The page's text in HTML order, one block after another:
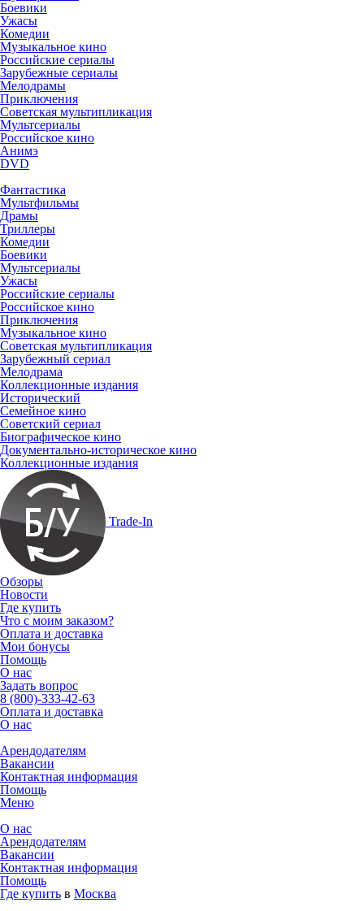
Боевики
Ужасы
Комедии
Музыкальное кино
Российские сериалы
Зарубежные сериалы
Мелодрамы
Приключения
Советская мультипликация
Мультсериалы
Российское кино
Анимэ
DVD
Фантастика
Мультфильмы
Драмы
Триллеры
Комедии
Боевики
Мультсериалы
Ужасы
Российские сериалы
Российское кино
Приключения
Музыкальное кино
Советская мультипликация
Зарубежный сериал
Мелодрама
Коллекционные издания
Исторический
Семейное кино
Советский сериал
Биографическое кино
Документально-историческое кино
Коллекционные издания
Trade-In
Обзоры
Новости
Где купить
Что с моим заказом?
Оплата и доставка
Мои бонусы
Помощь
О нас
Задать вопрос
8 (800)-333-42-63
Оплата и доставка
О нас
Арендодателям
Вакансии
Контактная информация
Помощь
Меню
О нас
Арендодателям
Вакансии
Контактная информация
Помощь
Где купить в Москва